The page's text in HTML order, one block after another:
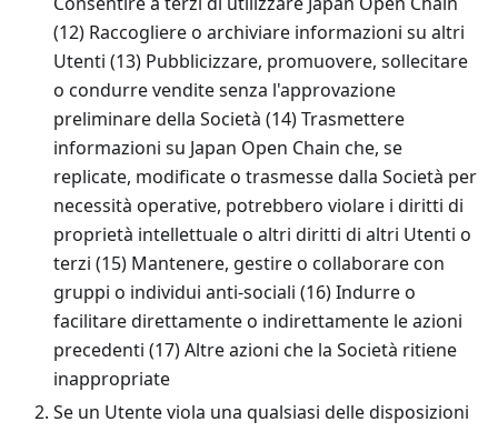
(12) Raccogliere o archiviare informazioni su altri
Utenti (13) Pubblicizzare, promuovere, sollecitare
o condurre vendite senza l'approvazione
preliminare della Società (14) Trasmettere
informazioni su Japan Open Chain che, se
replicate, modificate o trasmesse dalla Società per
necessità operative, potrebbero violare i diritti di
proprietà intellettuale o altri diritti di altri Utenti o
terzi (15) Mantenere, gestire o collaborare con
gruppi o individui anti-sociali (16) Indurre o
facilitare direttamente o indirettamente le azioni
precedenti (17) Altre azioni che la Società ritiene
inappropriate
Se un Utente viola una qualsiasi delle disposizioni